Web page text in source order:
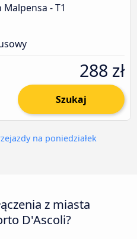
- T1
288 zł
Szukaj
na poniedziałek
z miasta
D'Ascoli?